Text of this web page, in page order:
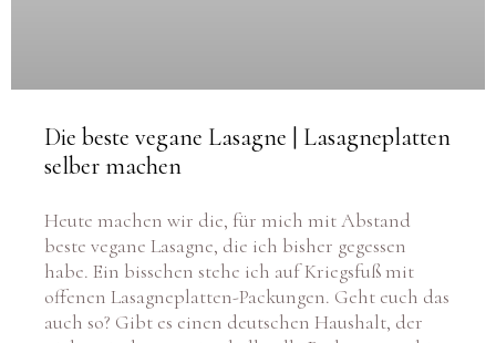
selber machen
beste vegane Lasagne, die ich bisher gegessen
habe. Ein bisschen stehe ich auf Kriegsfuß mit
offenen Lasagneplatten-Packungen. Geht euch das
auch so? Gibt es einen deutschen Haushalt, der
nicht mindestens eine halbvolle Packung, staubige